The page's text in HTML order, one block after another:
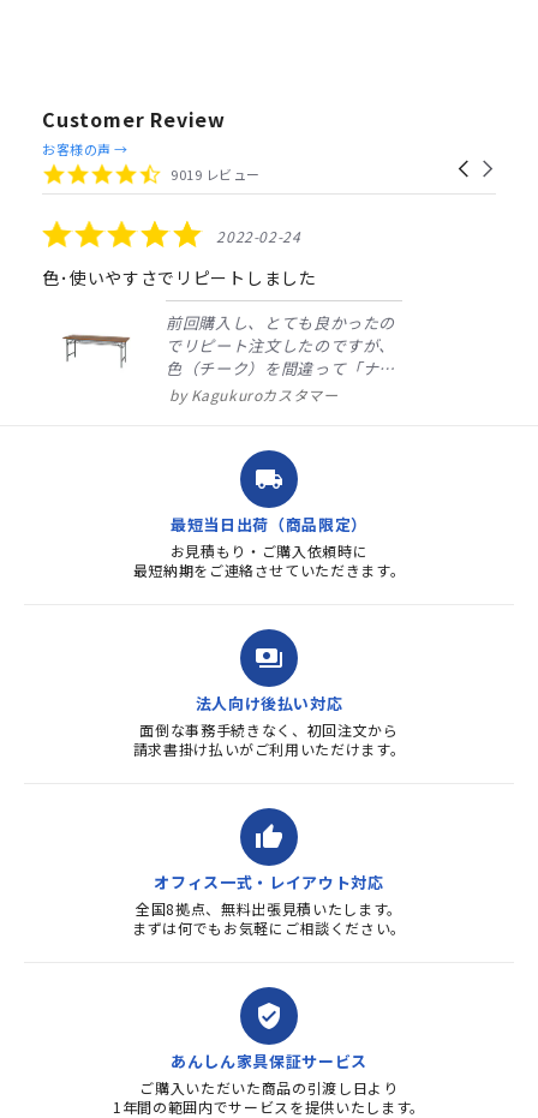
Customer Review
Reviews
carousel
Carousel
arrows
4.4
star
9019 レビュー
お客様の声 →
5.0
star
rating
2022-02-24
色･使いやすさでリピートしました
前回購入し、とても良かったの
でリピート注文したのですが、
色（チーク）を間違って「ナチ
ュラル」としてしまいました。
ました。商品到着も早く、品
質・使いやすさで満足していま
す。また、リピートするときは
よろしくお...
Kagukuroカスタマー
local_shipping
最短当日出荷（商品限定）
お見積もり・ご購入依頼時に
最短納期をご連絡させていただきます。
payments
法人向け後払い対応
面倒な事務手続きなく、初回注文から
請求書掛け払いがご利用いただけます。
thumb_up
オフィス一式・レイアウト対応
全国8拠点、無料出張見積いたします。
まずは何でもお気軽にご相談ください。
verified_user
あんしん家具保証サービス
ご購入いただいた商品の引渡し日より
1年間の範囲内でサービスを提供いたします。